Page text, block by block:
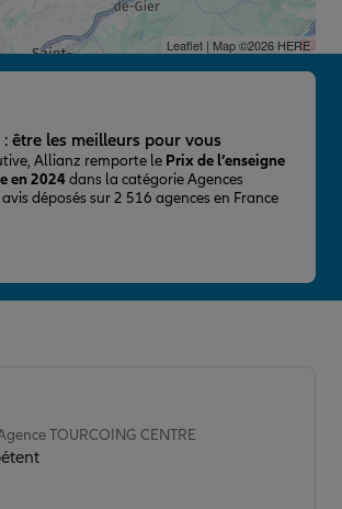
Leaflet| Map ©2026 HERE
être les meilleurs pour vous
Allianz remporte le Prix de l’enseigne
en 2024dans la catégorie Agences
déposés sur 2 516 agences en France
TOURCOING CENTRE